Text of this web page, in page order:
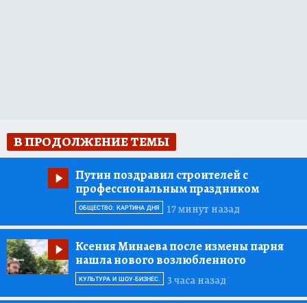
В ПРОДОЛЖЕНИЕ ТЕМЫ
Путин поздравил строителей с
профессиональным праздником
17 минут назад
ОБЩЕСТВО: КАРТИНА ДНЯ
Ксения Минаева после измены парня
нашла нового возлюбленного
3 часа назад
КУЛЬТУРА И ШОУ-БИЗНЕС.